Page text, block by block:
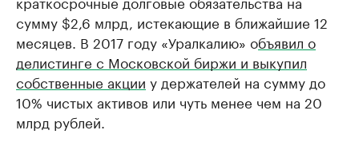
сумму $2,6 млрд, истекающие в ближайшие 12
месяцев. В 2017 году «Уралкалию» объявил о
делистинге с Московской биржи и выкупил
собственные акции у держателей на сумму до
10% чистых активов или чуть менее чем на 20
млрд рублей.